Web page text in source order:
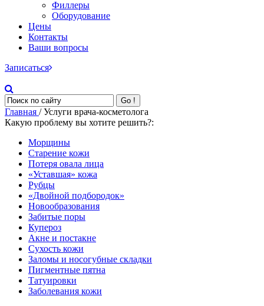
Филлеры
Оборудование
Цены
Контакты
Ваши вопросы
Записаться
Go !
Главная / Услуги врача-косметолога
Какую проблему вы хотите решить?:
Морщины
Старение кожи
Потеря овала лица
«Уставшая» кожа
Рубцы
«Двойной подбородок»
Новообразования
Забитые поры
Купероз
Акне и постакне
Сухость кожи
Заломы и носогубные складки
Пигментные пятна
Татуировки
Заболевания кожи